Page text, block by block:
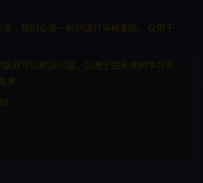
，我们会第一时间进行审核删除。仅用于
就可以解决问题。以便于在未来的学习和
果。